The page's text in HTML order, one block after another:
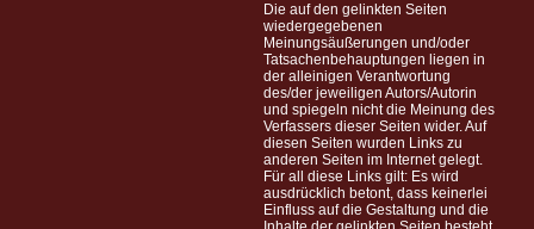
Die auf den gelinkten Seiten
wiedergegebenen
Meinungsäußerungen und/oder
Tatsachenbehauptungen liegen in
der alleinigen Verantwortung
des/der jeweiligen Autors/Autorin
und spiegeln nicht die Meinung des
Verfassers dieser Seiten wider. Auf
diesen Seiten wurden Links zu
anderen Seiten im Internet gelegt.
Für all diese Links gilt: Es wird
ausdrücklich betont, dass keinerlei
Einfluss auf die Gestaltung und die